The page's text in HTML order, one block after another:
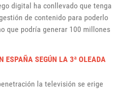
digital ha conllevado que tenga
de contenido para poderlo
que podría generar 100 millones
ESPAÑA SEGÚN LA 3ª OLEADA
la televisión se erige